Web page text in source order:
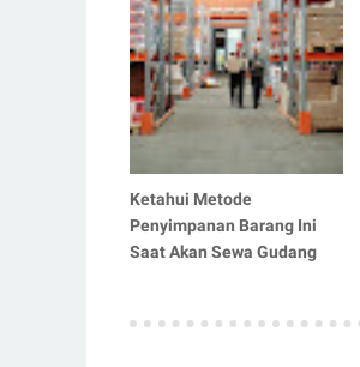
Ketahui Metode
Penyimpanan Barang Ini
Saat Akan Sewa Gudang